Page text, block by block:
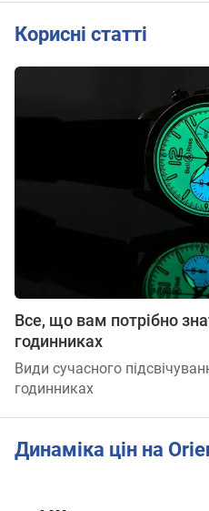
Корисні статті
Все, що вам потрібно
годинниках
Види сучасного
годинниках
Динаміка цін на